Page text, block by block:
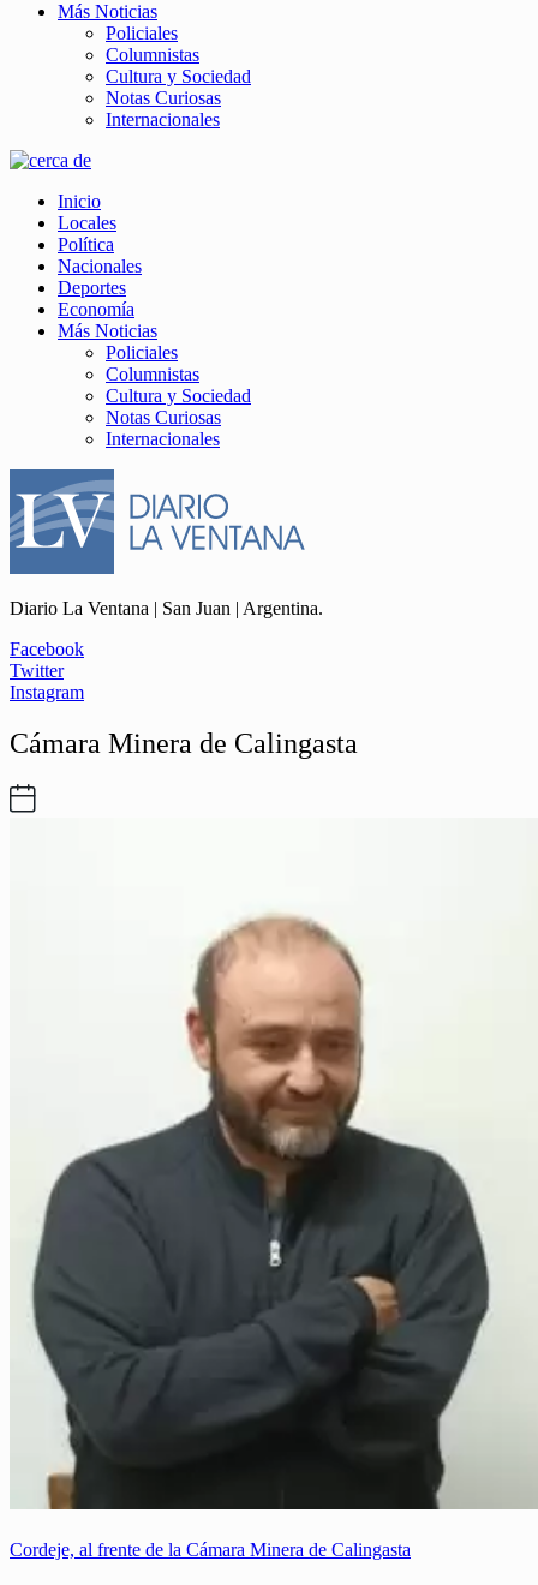
Más Noticias
Policiales
Columnistas
Cultura y Sociedad
Notas Curiosas
Internacionales
Inicio
Locales
Política
Nacionales
Deportes
Economía
Más Noticias
Policiales
Columnistas
Cultura y Sociedad
Notas Curiosas
Internacionales
Diario La Ventana | San Juan | Argentina.
Facebook
Twitter
Instagram
Cámara Minera de Calingasta
Cordeje, al frente de la Cámara Minera de Calingasta